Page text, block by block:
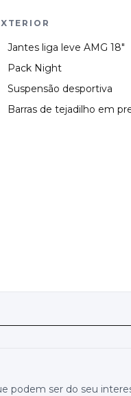
Jantes liga leve AMG 18"
Pack Night
Suspensão desportiva
Barras de tejadilho em
podem ser do seu